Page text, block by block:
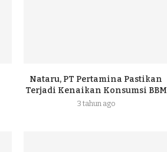
Nataru, PT Pertamina Pastikan
Terjadi Kenaikan Konsumsi BBM
3 tahun ago